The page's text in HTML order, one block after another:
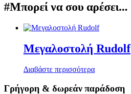
#Μπορεί να σου αρέσει...
Μεγαλοστολή Rudolf
Διαβάστε περισσότερα
Γρήγορη & δωρεάν παράδοση